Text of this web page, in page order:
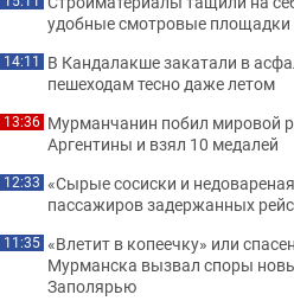
удобные смотровые площадки
14:11 В Кандалакше закатали в
пешеходам тесно даже летом
13:36 Мурманчанин побил мировой
Аргентины и взял 10 медалей
12:33 «Сырые сосиски и
пассажиров задержанных
11:35 «Влетит в копеечку» или
Мурманска вызвал споры
Заполярью